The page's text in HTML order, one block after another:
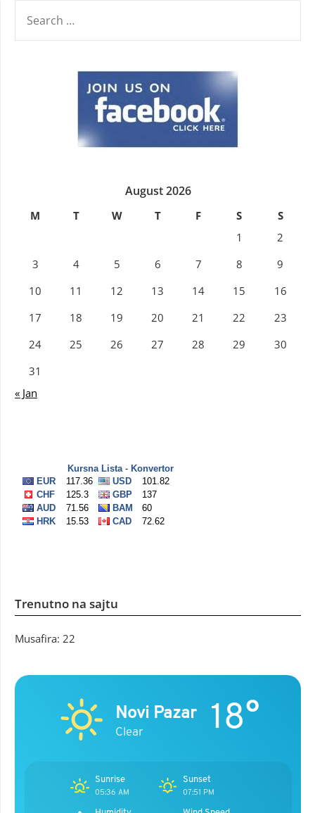
FOR:
August 2026
M T W T F S
S
1
2
3
4 5 6 7 8
9
10
11 12 13 14 15
16
17
18 19 20 21 22
23
24
25 26 27 28 29
30
31
« Jan
Trenutno na sajtu
Musafira: 22
Novi Pazar
Clear 18°
Sunrise
05:36 AM
Sunset
07:51 PM